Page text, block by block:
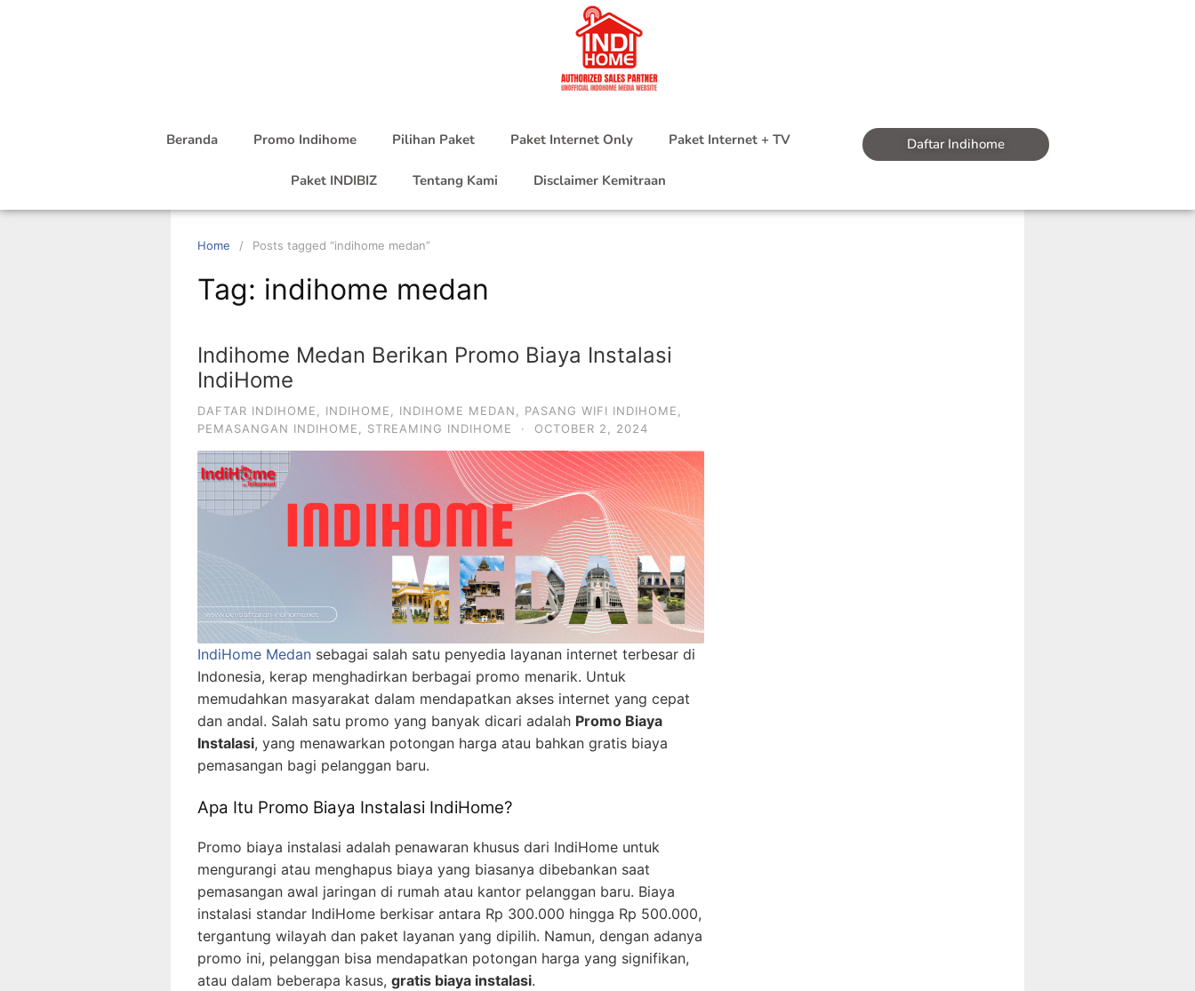
Beranda Promo Indihome Pilihan Paket Paket Internet Only Paket Internet + TV
Paket INDIBIZ Tentang Kami Disclaimer Kemitraan
Daftar Indihome
Home Posts tagged “indihome medan”
Tag: indihome medan
Indihome Medan Berikan Promo Biaya Instalasi
IndiHome
DAFTAR INDIHOME INDIHOME INDIHOME MEDAN PASANG WIFI INDIHOME
PEMASANGAN INDIHOME
STREAMING INDIHOME · OCTOBER 2, 2024
IndiHome Medan sebagai salah satu penyedia layanan internet terbesar di
Indonesia, kerap menghadirkan berbagai promo menarik. Untuk
memudahkan masyarakat dalam mendapatkan akses internet yang cepat
dan andal. Salah satu promo yang banyak dicari adalah Promo Biaya
Instalasi, yang menawarkan potongan harga atau bahkan gratis biaya
pemasangan bagi pelanggan baru.
Apa Itu Promo Biaya Instalasi IndiHome?
Promo biaya instalasi adalah penawaran khusus dari IndiHome untuk
mengurangi atau menghapus biaya yang biasanya dibebankan saat
pemasangan awal jaringan di rumah atau kantor pelanggan baru. Biaya
instalasi standar IndiHome berkisar antara Rp 300.000 hingga Rp 500.000,
tergantung wilayah dan paket layanan yang dipilih. Namun, dengan adanya
promo ini, pelanggan bisa mendapatkan potongan harga yang signifikan,
atau dalam beberapa kasus, gratis biaya instalasi.